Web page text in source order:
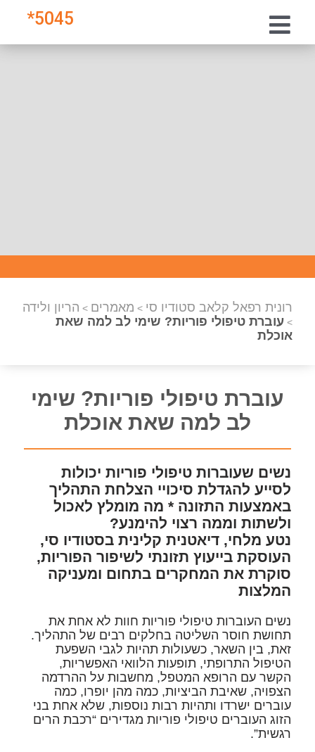
5045
*
רונית רפאל קלאב סטודיו סי > מאמרים > הריון ולידה
> עוברת טיפולי פוריות? שימי לב למה שאת
אוכלת
עוברת טיפולי פוריות? שימי
לב למה שאת אוכלת
נשים שעוברות טיפולי פוריות יכולות
לסייע להגדלת סיכויי הצלחת התהליך
באמצעות התזונה * מה מומלץ לאכול
ולשתות וממה רצוי להימנע?
נטע מלחי, דיאטנית קלינית בסטודיו סי,
העוסקת בייעוץ תזונתי לשיפור הפוריות,
סוקרת את המחקרים בתחום ומעניקה
המלצות
נשים העוברות טיפולי פוריות חוות לא אחת את
תחושת חוסר השליטה בחלקים רבים של התהליך.
זאת, בין השאר, כשעולות תהיות לגבי השפעת
הטיפול התרופתי, תופעות הלוואי האפשריות,
הקשר עם הרופא המטפל, מחשבות על ההרדמה
הצפויה, שאיבת הביציות, כמה מהן יופרו, כמה
עוברים ישרדו ותהיות רבות נוספות, שלא אחת בני
הזוג העוברים טיפולי פוריות מגדירים “רכבת הרים
רגשית”.